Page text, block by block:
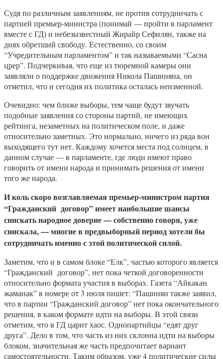
Судя по различным заявлениям, не против сотрудничать с
партией премьер-министра (понимай — пройти в парламент
вместе с ГД) и небезызвестный Жирайр Сефилян, также на
днях обретший свободу. Естественно, со своим
“Учредительным парламентом” и так называемыми “Сасна
црер”. Подчеркивая, что еще из тюремной камеры они
заявляли о поддержке движения Никола Пашиняна, он
отметил, что и сегодня их политика осталась неизменной.
Очевидно: чем ближе выборы, тем чаще будут звучать
подобные заявления со стороны партий, не имеющих
рейтинга, незаметных на политическом поле, и даже
относительно заметных. Это нормально, ничего из ряда вон
выходящего тут нет. Каждому хочется места под солнцем, в
данном случае — в парламенте, где люди имеют право
говорить от имени народа и принимать решения от имени
того же народа.
И коль скоро возглавляемая премьер-министром партия
“Гражданский договор” имеет наибольшие шансы
снискать народное доверие — собственно говоря, уже
снискала, — многие в предвыборный период хотели бы
сотрудничать именно с этой политической силой.
Заметим, что и в самом блоке “Елк”, частью которого является
“Гражданский договор”, нет пока четкой договоренности
относительно формата участия в выборах. Газета “Айкакан
жаманак” в номере от 3 июля пишет: “Пашинян также заявил,
что в партии “Гражданский договор” нет пока окончательного
решения, в каком формате идти на выборы. В этой связи
отметим, что в ГД царит хаос. Однопартийцы “едят друг
друга”. Дело в том, что часть из них склонна идти на выборы
блоком, значительная же часть предпочитает вариант
самостоятельности. Таким образом, уже 4 политические силы